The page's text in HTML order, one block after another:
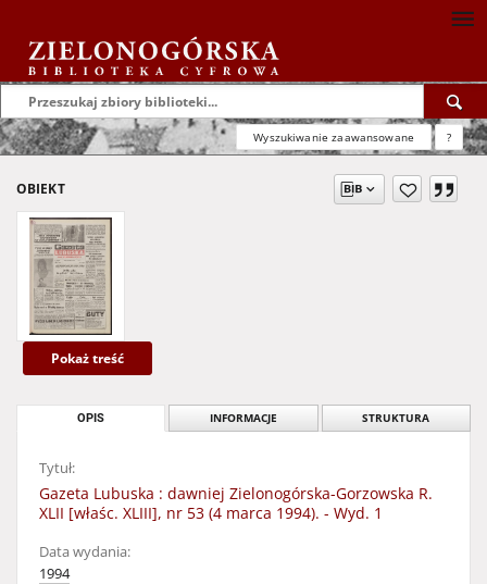
Wyszukiwanie zaawansowane ?
OBIEKT
Pokaż treść
OPIS INFORMACJE STRUKTURA
Tytuł:
Gazeta Lubuska : dawniej Zielonogórska-Gorzowska R.
XLII [właśc. XLIII], nr 53 (4 marca 1994). - Wyd. 1
Data wydania:
1994